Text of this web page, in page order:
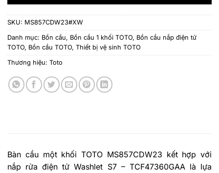
SKU: MS857CDW23#XW
Danh mục: Bồn cầu, Bồn cầu 1 khối TOTO, Bồn cầu nắp điện tử
TOTO, Bồn cầu TOTO, Thiết bị vệ sinh TOTO
Thương hiệu: Toto
Bàn cầu một khối TOTO MS857CDW23 kết hợp với
nắp rửa điện tử Washlet S7 – TCF47360GAA là lựa